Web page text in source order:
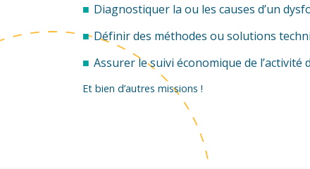
Diagnostiquer la ou les causes d’un
Définir des méthodes ou solutions
Assurer le suivi économique de
Et bien d’autres missions !